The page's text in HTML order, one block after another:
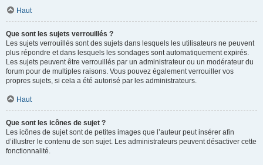
Haut
Que sont les sujets verrouillés ?
Les sujets verrouillés sont des sujets dans lesquels les utilisateurs ne peuvent
plus répondre et dans lesquels les sondages sont automatiquement expirés.
Les sujets peuvent être verrouillés par un administrateur ou un modérateur du
forum pour de multiples raisons. Vous pouvez également verrouiller vos
propres sujets, si cela a été autorisé par les administrateurs.
Haut
Que sont les icônes de sujet ?
Les icônes de sujet sont de petites images que l’auteur peut insérer afin
d’illustrer le contenu de son sujet. Les administrateurs peuvent désactiver cette
fonctionnalité.